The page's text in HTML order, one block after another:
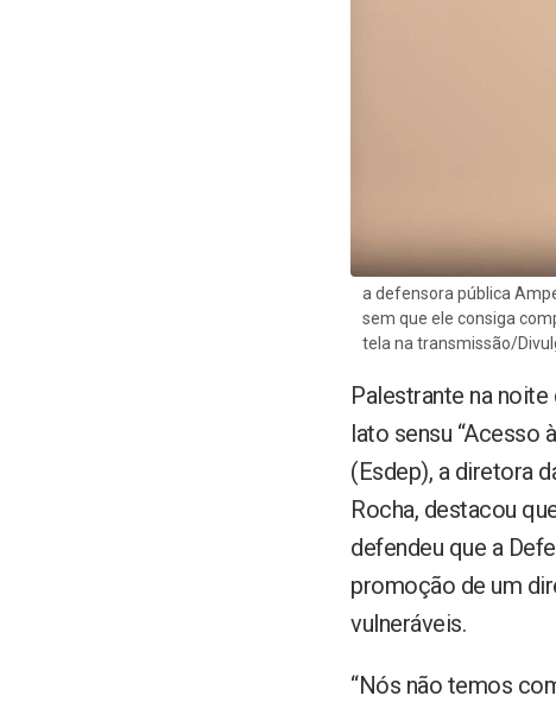
a defensora pública
sem que ele consiga
tela na transmissão/
Palestrante na
lato sensu “Acesso
(Esdep), a diretora
Rocha, destacou
defendeu que a
promoção de um
vulneráveis.
“Nós não temos